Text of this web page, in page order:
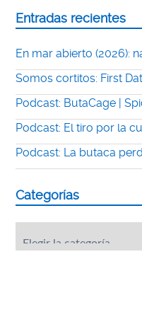
Entradas recientes
En mar abierto (2026):
Somos cortitos: First
Podcast: ButaCage |
Podcast: El tiro por la
Podcast: La butaca
Categorías